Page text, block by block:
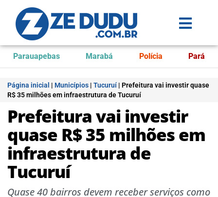
Parauapebas Marabá Polícia Pará
Página inicial | Municípios | Tucuruí | Prefeitura vai investir quase
R$ 35 milhões em infraestrutura de Tucuruí
Prefeitura vai investir
quase R$ 35 milhões em
infraestrutura de
Tucuruí
Quase 40 bairros devem receber serviços como